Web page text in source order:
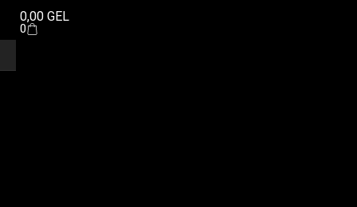
0,00 GEL
0